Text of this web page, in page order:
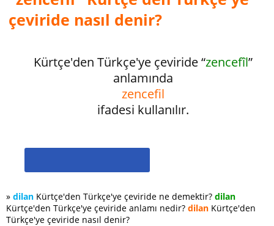
çeviride nasıl denir?
Kürtçe'den Türkçe'ye çeviride “zencefîl”
anlamında
zencefil
ifadesi kullanılır.
» dilan Kürtçe'den Türkçe'ye çeviride ne demektir? dilan
Kürtçe'den Türkçe'ye çeviride anlamı nedir? dilan Kürtçe'den
Türkçe'ye çeviride nasıl denir?